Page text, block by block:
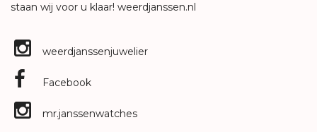
staan wij voor u klaar! weerdjanssen.nl
weerdjanssenjuwelier
Facebook
mr.janssenwatches